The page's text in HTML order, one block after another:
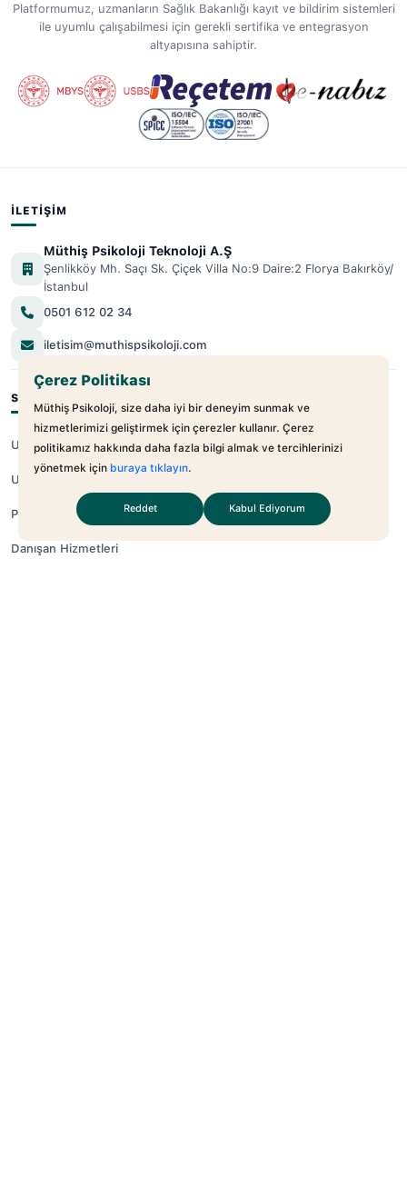
Platformumuz, uzmanların Sağlık Bakanlığı kayıt ve bildirim sistemleri
ile uyumlu çalışabilmesi için gerekli sertifika ve entegrasyon
altyapısına sahiptir.
İLETIŞIM
Müthiş Psikoloji Teknoloji A.Ş
Şenlikköy Mh. Saçı Sk. Çiçek Villa No:9 Daire:2 Florya Bakırköy/
İstanbul
0501 612 02 34
iletisim@muthispsikoloji.com
SAĞLIK
Uzmanlar
Uzmanlık Alanları
Psikolojik Testler
Danışan Hizmetleri
Çerez Politikası
Müthiş Psikoloji, size daha iyi bir deneyim sunmak ve
hizmetlerimizi geliştirmek için çerezler kullanır. Çerez
politikamız hakkında daha fazla bilgi almak ve tercihlerinizi
yönetmek için buraya tıklayın.
Reddet Kabul Ediyorum